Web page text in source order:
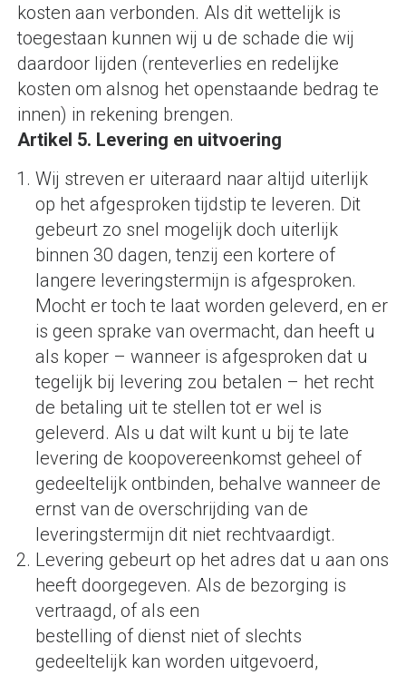
kosten aan verbonden. Als dit wettelijk is
toegestaan kunnen wij u de schade die wij
daardoor lijden (renteverlies en redelijke
kosten om alsnog het openstaande bedrag te
innen) in rekening brengen.
Artikel 5. Levering en uitvoering
Wij streven er uiteraard naar altijd uiterlijk
op het afgesproken tijdstip te leveren. Dit
gebeurt zo snel mogelijk doch uiterlijk
binnen 30 dagen, tenzij een kortere of
langere leveringstermijn is afgesproken.
Mocht er toch te laat worden geleverd, en er
is geen sprake van overmacht, dan heeft u
als koper – wanneer is afgesproken dat u
tegelijk bij levering zou betalen – het recht
de betaling uit te stellen tot er wel is
geleverd. Als u dat wilt kunt u bij te late
levering de koopovereenkomst geheel of
gedeeltelijk ontbinden, behalve wanneer de
ernst van de overschrijding van de
leveringstermijn dit niet rechtvaardigt.
Levering gebeurt op het adres dat u aan ons
heeft doorgegeven. Als de bezorging is
vertraagd, of als een
bestelling of dienst niet of slechts
gedeeltelijk kan worden uitgevoerd,